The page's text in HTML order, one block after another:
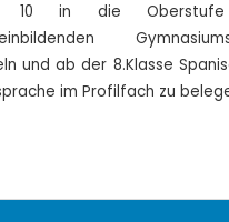
10 in die
und ab der 8.Klasse
im Profilfach zu